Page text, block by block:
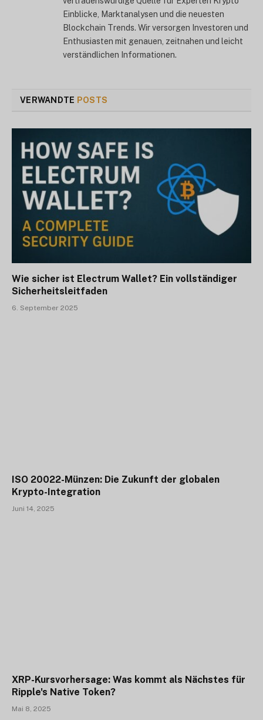
Einblicke, Marktanalysen und die neuesten
Blockchain Trends. Wir versorgen Investoren und
Enthusiasten mit genauen, zeitnahen und leicht
verständlichen Informationen.
VERWANDTE POSTS
Wie sicher ist Electrum Wallet? Ein vollständiger
Sicherheitsleitfaden
6. September 2025
ISO 20022-Münzen: Die Zukunft der globalen
Krypto-Integration
Juni 14, 2025
XRP-Kursvorhersage: Was kommt als Nächstes für
Ripple's Native Token?
Mai 8, 2025